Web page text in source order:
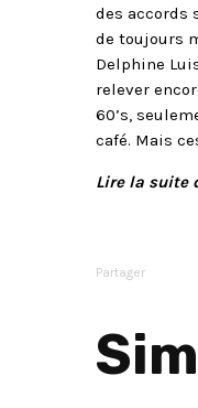
des accords
de toujours
Delphine
relever
60’s,
café. Mais
Lire la suite
Partager